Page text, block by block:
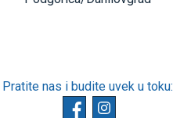
Pratite nas i budite uvek u toku: